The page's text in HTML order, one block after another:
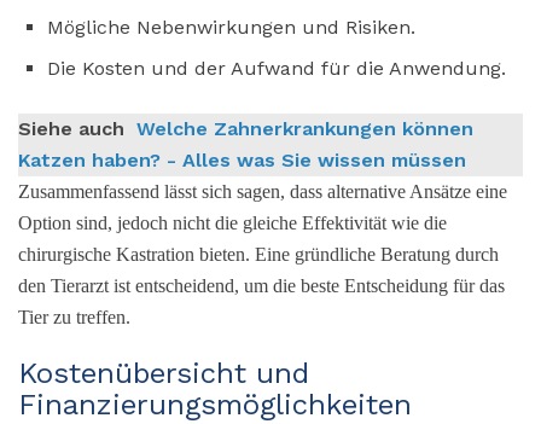
Mögliche Nebenwirkungen und Risiken.
Die Kosten und der Aufwand für die Anwendung.
Siehe auch Welche Zahnerkrankungen können
Katzen haben? - Alles was Sie wissen müssen
Zusammenfassend lässt sich sagen, dass alternative Ansätze eine
Option sind, jedoch nicht die gleiche Effektivität wie die
chirurgische Kastration bieten. Eine gründliche Beratung durch
den Tierarzt ist entscheidend, um die beste Entscheidung für das
Tier zu treffen.
Kostenübersicht und
Finanzierungsmöglichkeiten